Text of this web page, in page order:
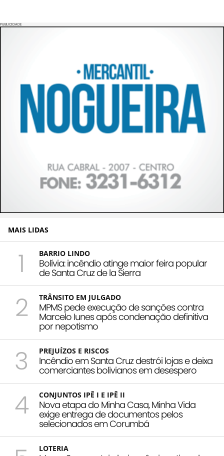
PUBLICIDADE
MAIS LIDAS
1 BARRIO LINDO
Bolívia: incêndio atinge maior feira popular
de Santa Cruz de la Sierra
2 TRÂNSITO EM JULGADO
MPMS pede execução de sanções contra
Marcelo Iunes após condenação definitiva
por nepotismo
3 PREJUÍZOS E RISCOS
Incêndio em Santa Cruz destrói lojas e deixa
comerciantes bolivianos em desespero
4 CONJUNTOS IPÊ I E IPÊ II
Nova etapa do Minha Casa, Minha Vida
exige entrega de documentos pelos
selecionados em Corumbá
LOTERIA